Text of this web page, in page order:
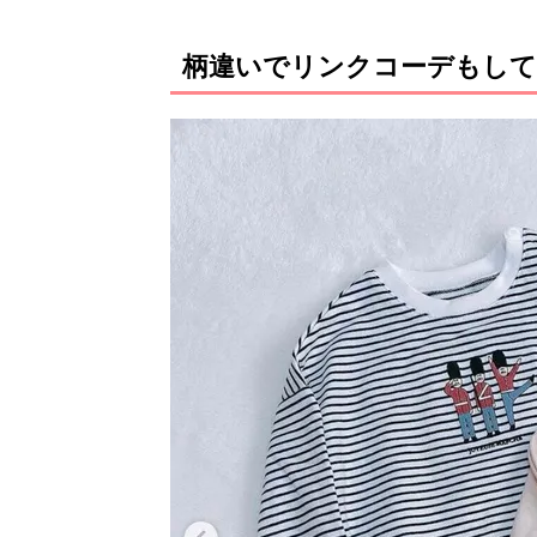
柄違いでリンクコーデもし